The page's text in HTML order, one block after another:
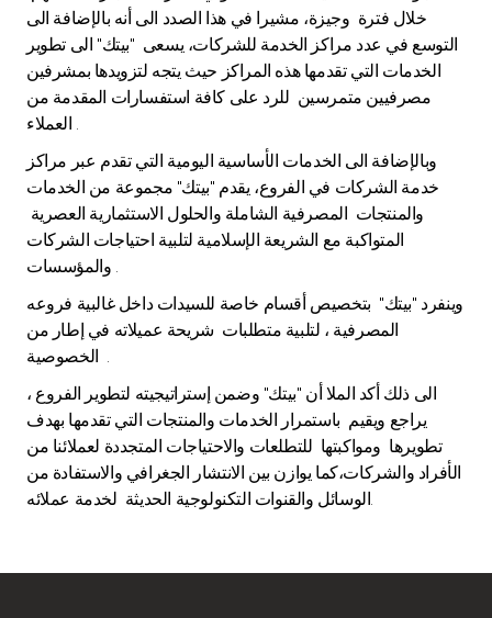
خلال فترة وجيزة، مشيرا في هذا الصدد الى أنه بالإضافة الى
التوسع في عدد مراكز الخدمة للشركات، يسعى "بيتك" الى تطوير
الخدمات التي تقدمها هذه المراكز حيث يتجه لتزويدها بمشرفين
مصرفيين متمرسين للرد على كافة استفسارات المقدمة من
العملاء .
وبالإضافة الى الخدمات الأساسية اليومية التي تقدم عبر مراكز
خدمة الشركات في الفروع، يقدم "بيتك" مجموعة من الخدمات
والمنتجات المصرفية الشاملة والحلول الاستثمارية العصرية
المتواكبة مع الشريعة الإسلامية لتلبية احتياجات الشركات
والمؤسسات .
وينفرد "بيتك" بتخصيص أقسام خاصة للسيدات داخل غالبية فروعه
المصرفية ، لتلبية متطلبات شريحة عميلاته في إطار من
الخصوصية .
الى ذلك أكد الملا أن "بيتك" وضمن إستراتيجيته لتطوير الفروع ،
يراجع ويقيم باستمرار الخدمات والمنتجات التي تقدمها بهدف
تطويرها ومواكبتها للتطلعات والاحتياجات المتجددة لعملائنا من
الأفراد والشركات،كما يوازن بين الانتشار الجغرافي والاستفادة من
الوسائل والقنوات التكنولوجية الحديثة لخدمة عملائه.